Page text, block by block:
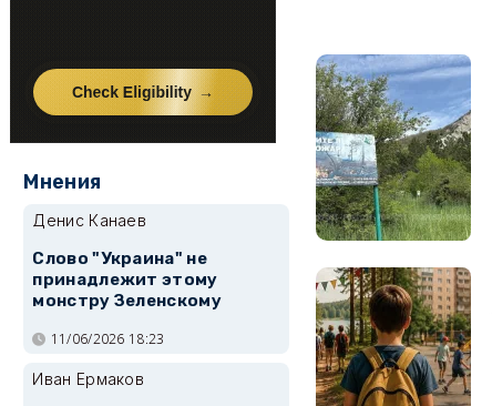
Мнения
Денис Канаев
Слово "Украина" не
принадлежит этому
монстру Зеленскому
11/06/2026 18:23
Иван Ермаков